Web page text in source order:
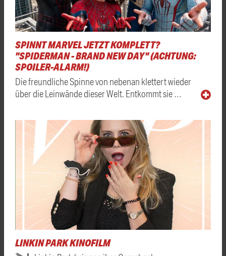
SPINNT MARVEL JETZT KOMPLETT?
"SPIDERMAN - BRAND NEW DAY" (ACHTUNG:
SPOILER-ALARM!)
Die freundliche Spinne von nebenan klettert wieder
über die Leinwände dieser Welt. Entkommt sie …
LINKIN PARK KINOFILM